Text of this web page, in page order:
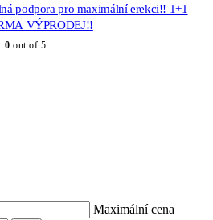
podpora pro maximální erekci!! 1+1
VÝPRODEJ!!
0 out of 5
Maximální cena